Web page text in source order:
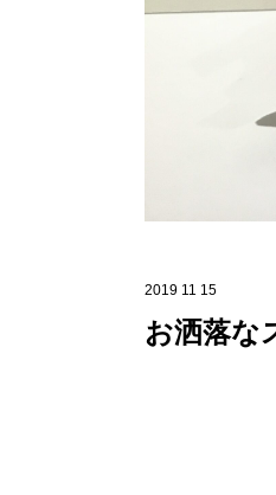
2019 11 15
お洒落な